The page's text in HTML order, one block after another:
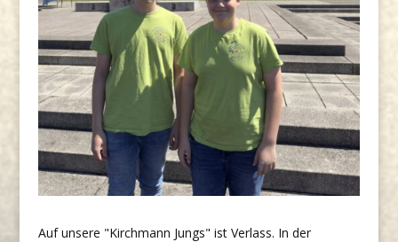
Auf unsere "Kirchmann Jungs" ist Verlass. In der